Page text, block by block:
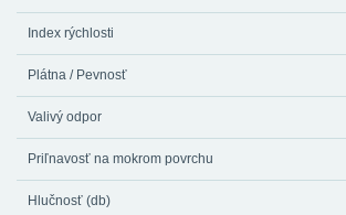
Index rýchlosti
Plátna / Pevnosť
Valivý odpor
Priľnavosť na mokrom povrchu
Hlučnosť (db)